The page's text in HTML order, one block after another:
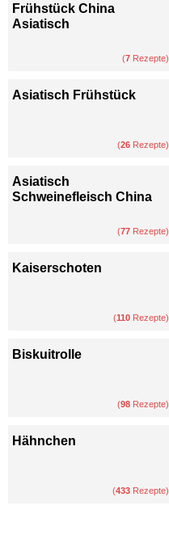
Frühstück China
Asiatisch
(7 Rezepte)
Asiatisch Frühstück
(26 Rezepte)
Asiatisch
Schweinefleisch China
(77 Rezepte)
Kaiserschoten
(110 Rezepte)
Biskuitrolle
(98 Rezepte)
Hähnchen
(433 Rezepte)